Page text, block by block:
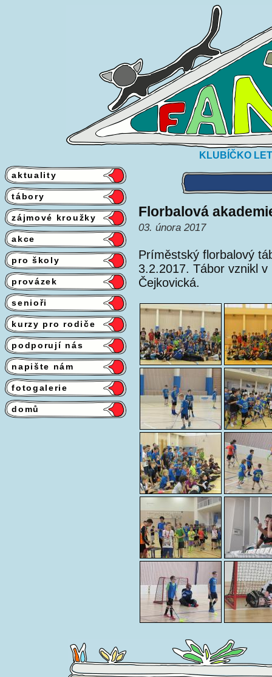
KLUBÍČKO
aktuality
tábory
zájmové kroužky
akce
pro školy
provázek
senioři
kurzy pro rodiče
podporují nás
napište nám
fotogalerie
domů
Florbalová
03. února 2017
Príměstský florbalový
3.2.2017. Tábor vznikl
Čejkovická.